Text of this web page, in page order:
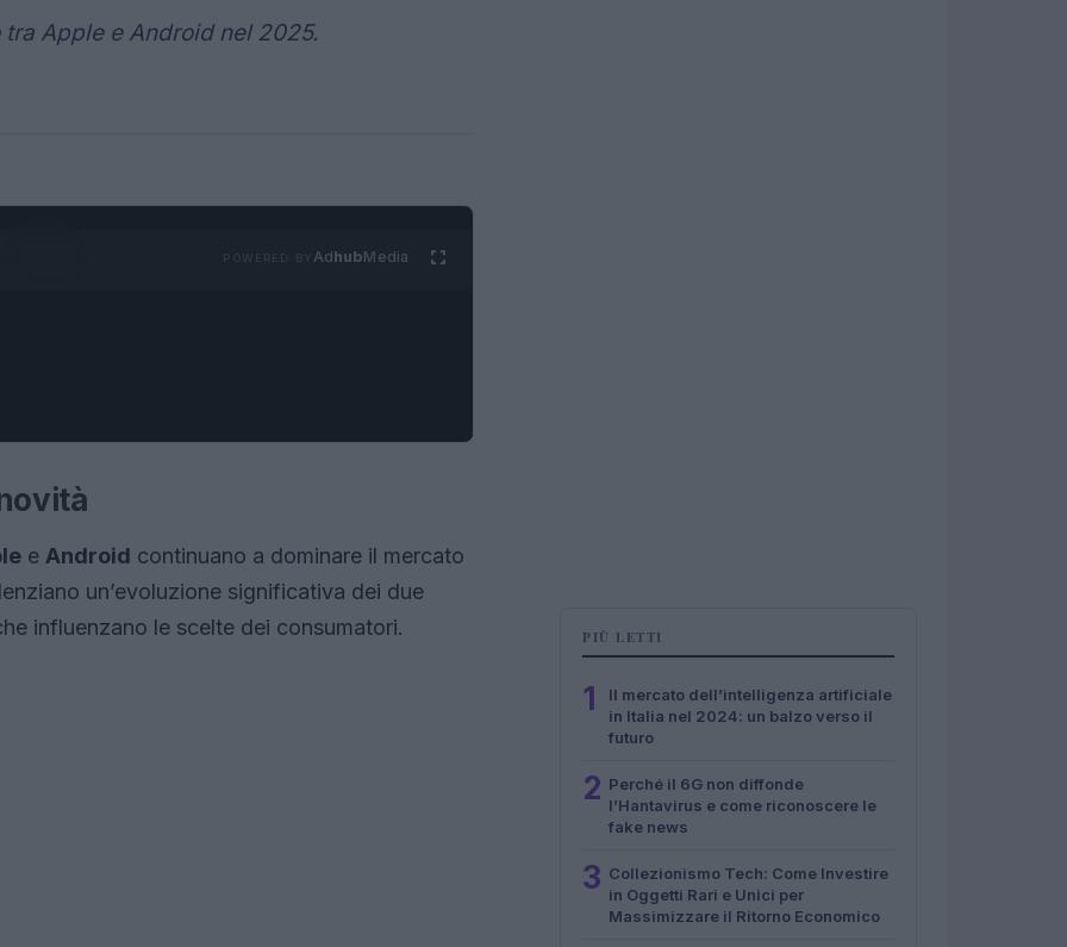
Apple e Android nel 2025.
AdhubMedia
e Android continuano a dominare il mercato
un’evoluzione significativa dei due
influenzano le scelte dei consumatori.
PIÙ LETTI
1
Il mercato dell’intelligenza artificiale
in Italia nel 2024: un balzo verso il
futuro
2 Perché il 6G non diffonde
l’Hantavirus e come riconoscere le
fake news
3 Collezionismo Tech: Come Investire
in Oggetti Rari e Unici per
Massimizzare il Ritorno Economico